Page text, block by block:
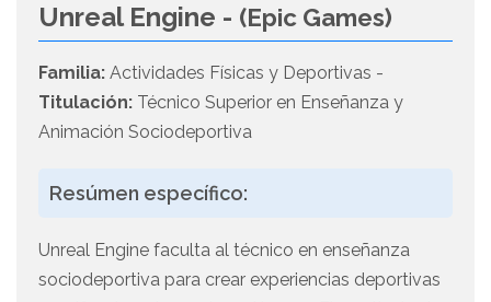
Unreal Engine - (Epic Games)
Familia: Actividades Físicas y Deportivas -
Titulación: Técnico Superior en Enseñanza y
Animación Sociodeportiva
Resúmen específico:
Unreal Engine faculta al técnico en enseñanza
sociodeportiva para crear experiencias deportivas